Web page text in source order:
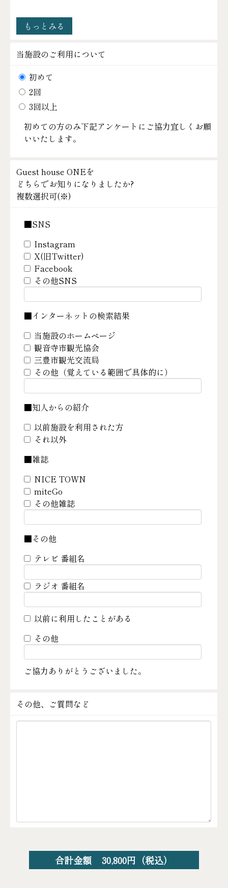
もっとみる
当施設のご利用について
初めて
2回
3回以上
初めての方のみ下記アンケートにご協力宜しくお願
いいたします。
Guest house ONEを
どちらでお知りになりましたか?
複数選択可(※)
■SNS
Instagram
X(旧Twitter)
Facebook
その他SNS
■インターネットの検索結果
当施設のホームページ
観音寺市観光協会
三豊市観光交流局
その他（覚えている範囲で具体的に）
■知人からの紹介
以前施設を利用された方
それ以外
■雑誌
NICE TOWN
miteGo
その他雑誌
■その他
テレビ 番組名
ラジオ 番組名
以前に利用したことがある
その他
ご協力ありがとうございました。
その他、ご質問など
合計金額 30,800円（税込）